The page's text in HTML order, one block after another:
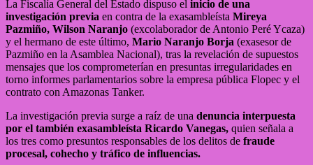
La Fiscalía General del Estado dispuso el inicio de una
investigación previa en contra de la exasambleísta Mireya
Pazmiño, Wilson Naranjo (excolaborador de Antonio Peré Ycaza)
y el hermano de este último, Mario Naranjo Borja (exasesor de
Pazmiño en la Asamblea Nacional), tras la revelación de supuestos
mensajes que los comprometerían en presuntas irregularidades en
torno informes parlamentarios sobre la empresa pública Flopec y el
contrato con Amazonas Tanker.
La investigación previa surge a raíz de una denuncia interpuesta
por el también exasambleísta Ricardo Vanegas, quien señala a
los tres como presuntos responsables de los delitos de fraude
procesal, cohecho y tráfico de influencias.